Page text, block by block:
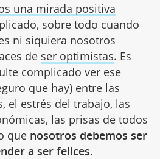
una mirada positiva
sobre todo cuando
ni siquiera nosotros
de ser optimistas. Es
complicado ver ese
que hay) entre las
el estrés del trabajo, las
las prisas de todos
que nosotros debemos ser
a ser felices.